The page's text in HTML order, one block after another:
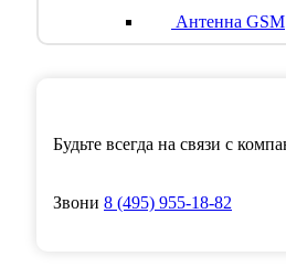
Антенна GSM
Будьте всегда на связи с
Звони 8 (495) 955-18-82